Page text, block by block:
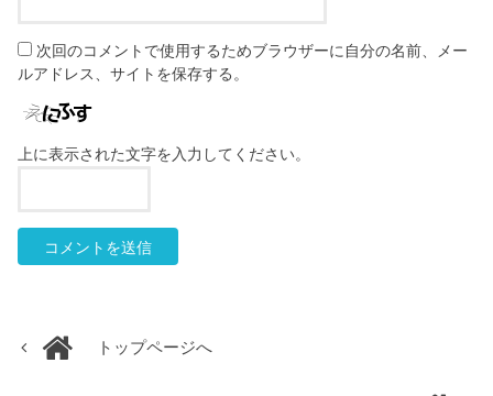
次回のコメントで使用するためブラウザーに自分の名前、メー
ルアドレス、サイトを保存する。
上に表示された文字を入力してください。
トップページへ